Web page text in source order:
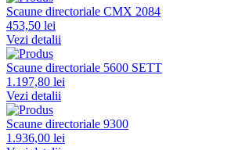
Scaune directoriale CMX 2084
453,50 lei
Vezi detalii
Scaune directoriale 5600 SETT
1.197,80 lei
Vezi detalii
Scaune directoriale 9300
1.936,00 lei